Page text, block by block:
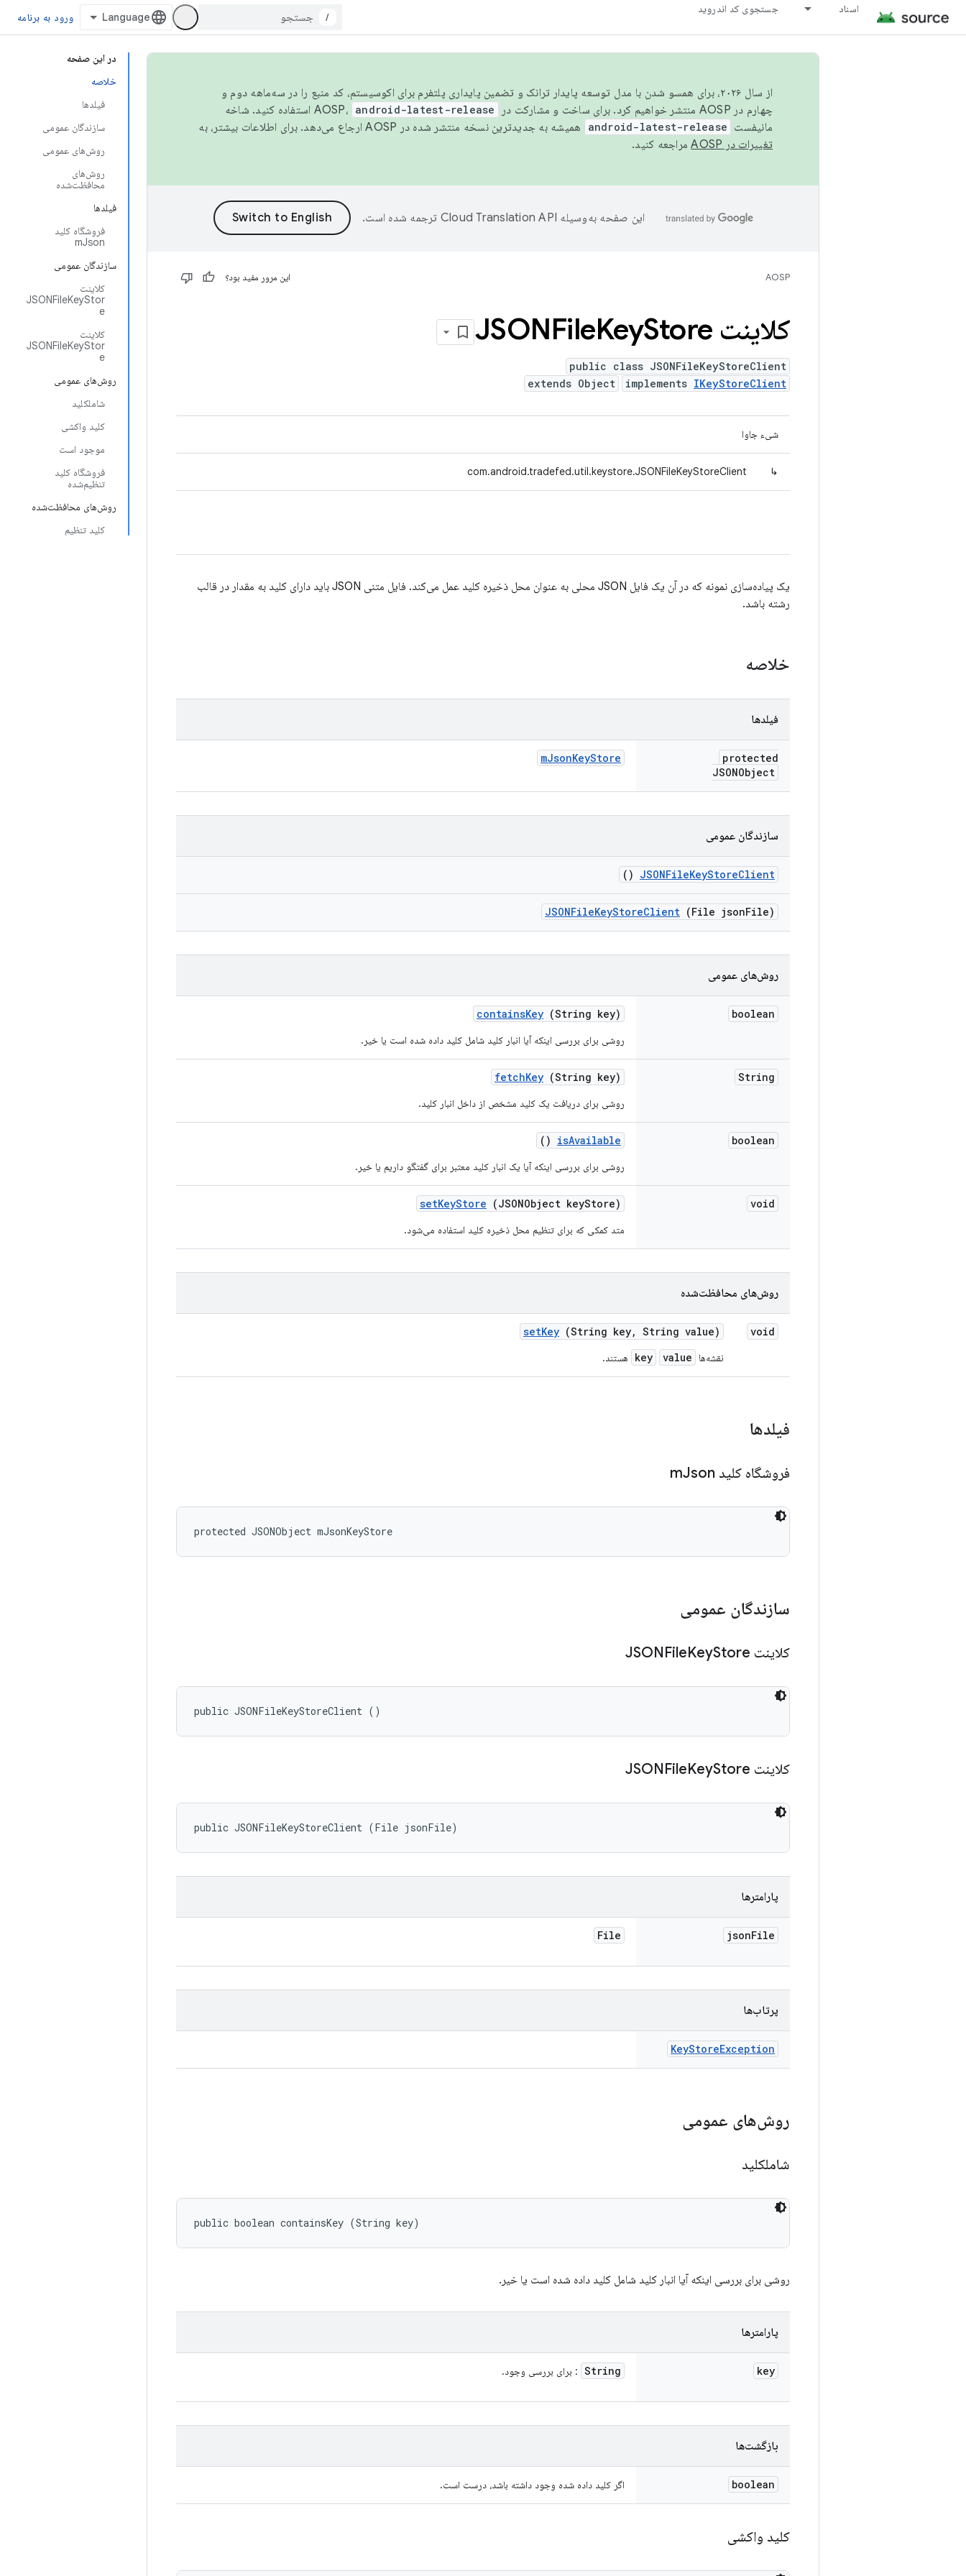
اسناد جستجوی کد اندروید
/ ورود به برنامه
در این صفحه
خلاصه
فیلدها
سازندگان عمومی
روش‌های عمومی
روش‌های
محافظت‌شده
فیلدها
فروشگاه کلید
mJson
سازندگان عمومی
کلاینت
JSONFileKeyStor
e
کلاینت
JSONFileKeyStor
e
روش‌های عمومی
شاملکلید
کلید واکشی
موجود است
فروشگاه کلید
تنظیم‌شده
روش‌های محافظت‌شده
کلید تنظیم
از سال ۲۰۲۶، برای همسو شدن با مدل توسعه پایدار ترانک و تضمین پایداری پلتفرم برای اکوسیستم، کد منبع را در سه‌ماهه دوم و
چهارم در AOSP منتشر خواهیم کرد. برای ساخت و مشارکت در AOSP،
android-latest-release
استفاده کنید. شاخه
مانیفست android-latest-release
همیشه به جدیدترین نسخه منتشر شده در AOSP ارجاع می‌دهد. برای اطلاعات بیشتر، به
تغییرات در AOSP
مراجعه کنید.
این صفحه به‌وسیله ترجمه شده است.
AOSP این مرور مفید بود؟
کلاینت JSONFile KeyStore
public class JSONFileKeyStoreClient
extends Object
implements IKeyStoreClient
شیء جاوا
↳
com.android.tradefed.util.keystore.JSONFileKeyStoreClient
یک پیاده‌سازی نمونه که در آن یک فایل JSON محلی به عنوان محل ذخیره کلید عمل می‌کند. فایل متنی JSON باید دارای کلید به مقدار در قالب
رشته باشد.
خلاصه
فیلدها
protected
JSONObject
mJsonKeyStore
سازندگان عمومی
JSONFileKeyStoreClient
()
JSONFileKeyStoreClient (File jsonFile)
روش‌های عمومی
boolean
containsKey (String key)
روشی برای بررسی اینکه آیا انبار کلید شامل کلید داده شده است یا خیر.
String
fetchKey (String key)
روشی برای دریافت یک کلید مشخص از داخل انبار کلید.
boolean
isAvailable
()
روشی برای بررسی اینکه آیا یک انبار کلید معتبر برای گفتگو داریم یا خیر.
void
setKeyStore (JSONObject keyStore)
متد کمکی که برای تنظیم محل ذخیره کلید استفاده می‌شود.
روش‌های محافظت‌شده
void
setKey (String key, String value)
نقشه‌ها key value هستند.
فیلدها
فروشگاه کلید m Json
protected JSONObject mJsonKeyStore
سازندگان عمومی
کلاینت JSONFile KeyStore
public JSONFileKeyStoreClient ()
کلاینت JSONFile KeyStore
public JSONFileKeyStoreClient (File jsonFile)
پارامترها
jsonFile
File
پرتاب‌ها
KeyStoreException
روش‌های عمومی
شاملکلید
public boolean containsKey (String key)
روشی برای بررسی اینکه آیا انبار کلید شامل کلید داده شده است یا خیر.
پارامترها
key
String : برای بررسی وجود.
بازگشت‌ها
boolean اگر کلید داده شده وجود داشته باشد، درست است.
کلید واکشی